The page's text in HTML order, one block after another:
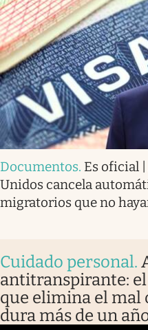
Documentos. Es oficial
Unidos cancela
migratorios que no
Cuidado personal.
antitranspirante:
que elimina el mal
dura más de un